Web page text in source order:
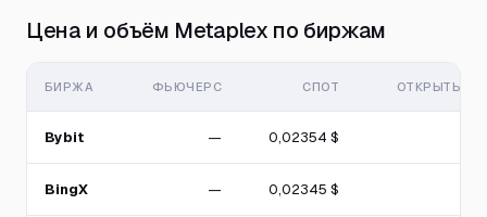
Цена и объём Metaplex по биржам
БИРЖА ФЬЮЧЕРС СПОТ ОТКРЫТЫЙ
Bybit — 0,02354 $
BingX — 0,02345 $